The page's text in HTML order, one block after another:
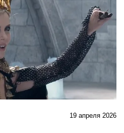
19 апреля 2026